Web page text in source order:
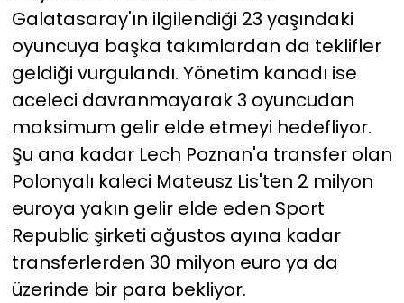
Galatasaray'ın ilgilendiği 23 yaşındaki
oyuncuya başka takımlardan da teklifler
geldiği vurgulandı. Yönetim kanadı ise
aceleci davranmayarak 3 oyuncudan
maksimum gelir elde etmeyi hedefliyor.
Şu ana kadar Lech Poznan'a transfer olan
Polonyalı kaleci Mateusz Lis'ten 2 milyon
euroya yakın gelir elde eden Sport
Republic şirketi ağustos ayına kadar
transferlerden 30 milyon euro ya da
üzerinde bir para bekliyor.